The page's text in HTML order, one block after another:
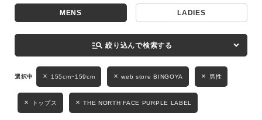
キーワード
性別
MENS LADIES KIDS
MENS LADIES
manage_search 絞り込んで検索する
155cm~159cm web store BINGOYA 男性
トップス THE NORTH FACE PURPLE LABEL